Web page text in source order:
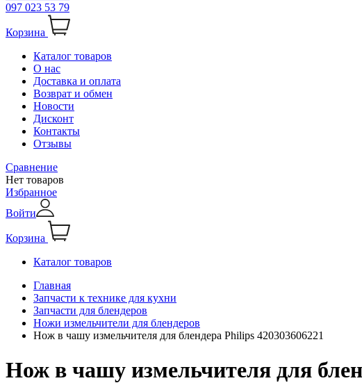
097 023 53 79
Корзина
Каталог товаров
О нас
Доставка и оплата
Возврат и обмен
Новости
Дисконт
Контакты
Отзывы
Сравнение
Нет товаров
Избранное
Войти
Корзина
Каталог товаров
Главная
Запчасти к технике для кухни
Запчасти для блендеров
Ножи измельчители для блендеров
Нож в чашу измельчителя для блендера Philips 420303606221
Нож в чашу измельчителя для